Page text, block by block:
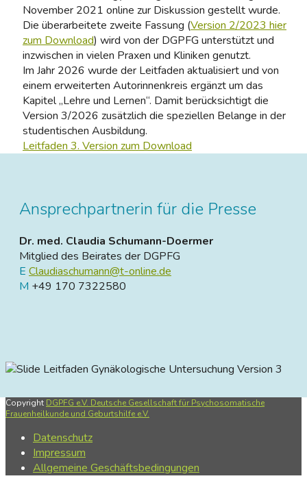
November 2021 online zur Diskussion gestellt wurde.
Die überarbeitete zweite Fassung (Version 2/2023 hier
zum Download) wird von der DGPFG unterstützt und
inzwischen in vielen Praxen und Kliniken genutzt.
Im Jahr 2026 wurde der Leitfaden aktualisiert und von
einem erweiterten Autorinnenkreis ergänzt um das
Kapitel „Lehre und Lernen“. Damit berücksichtigt die
Version 3/2026 zusätzlich die speziellen Belange in der
studentischen Ausbildung.
Leitfaden 3. Version zum Download
Ansprechpartnerin für die Presse
Dr. med. Claudia Schumann-Doermer
Mitglied des Beirates der DGPFG
E Claudiaschumann@t-online.de
M +49 170 7322580
Leitfaden Gynäkologische Untersuchung Version 3
Copyright DGPFG e.V. Deutsche Gesellschaft für Psychosomatische
Frauenheilkunde und Geburtshilfe e.V.
Datenschutz
Impressum
Allgemeine Geschäftsbedingungen